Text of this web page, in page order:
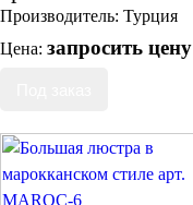
Производитель: Турция
Цена: запросить цену